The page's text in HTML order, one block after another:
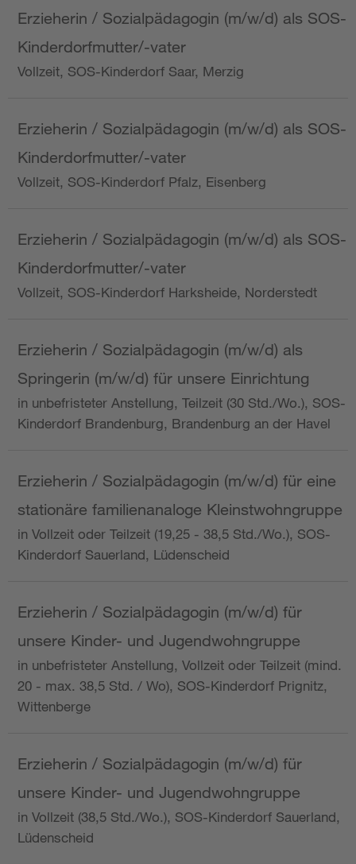
Erzieherin / Sozialpädagogin (m/w/d) als SOS-
Kinderdorfmutter/-vater
Vollzeit, SOS-Kinderdorf Saar, Merzig
Erzieherin / Sozialpädagogin (m/w/d) als SOS-
Kinderdorfmutter/-vater
Vollzeit, SOS-Kinderdorf Pfalz, Eisenberg
Erzieherin / Sozialpädagogin (m/w/d) als SOS-
Kinderdorfmutter/-vater
Vollzeit, SOS-Kinderdorf Harksheide, Norderstedt
Erzieherin / Sozialpädagogin (m/w/d) als
Springerin (m/w/d) für unsere Einrichtung
in unbefristeter Anstellung, Teilzeit (30 Std./Wo.), SOS-
Kinderdorf Brandenburg, Brandenburg an der Havel
Erzieherin / Sozialpädagogin (m/w/d) für eine
stationäre familienanaloge Kleinstwohngruppe
in Vollzeit oder Teilzeit (19,25 - 38,5 Std./Wo.), SOS-
Kinderdorf Sauerland, Lüdenscheid
Erzieherin / Sozialpädagogin (m/w/d) für
unsere Kinder- und Jugendwohngruppe
in unbefristeter Anstellung, Vollzeit oder Teilzeit (mind.
20 - max. 38,5 Std. / Wo), SOS-Kinderdorf Prignitz,
Wittenberge
Erzieherin / Sozialpädagogin (m/w/d) für
unsere Kinder- und Jugendwohngruppe
in Vollzeit (38,5 Std./Wo.), SOS-Kinderdorf Sauerland,
Lüdenscheid